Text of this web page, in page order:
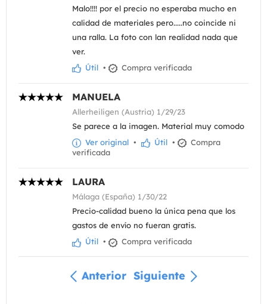
Malo!!!! por el precio no esperaba mucho en
calidad de materiales pero.....no coincide ni
una ralla. La foto con lan realidad nada que
ver.
Útil • Compra verificada
MANUELA
Allerheiligen (Austria) 1/29/23
Se parece a la imagen. Material muy comodo
Ver original • Útil •
Compra
verificada
LAURA
Málaga (España) 1/30/22
Precio-calidad bueno la única pena que los
gastos de envío no fueran gratis.
Útil • Compra verificada
Anterior Siguiente